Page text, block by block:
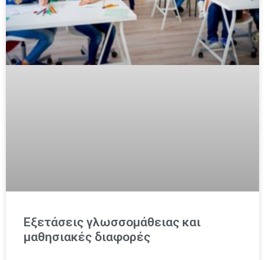
Εξετάσεις γλωσσομάθειας και
μαθησιακές διαφορές